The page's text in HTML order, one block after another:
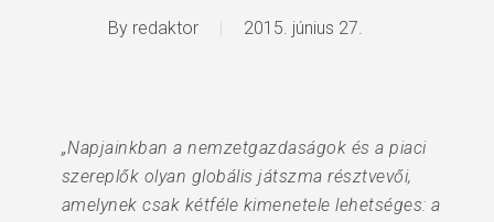
By redaktor 2015. június 27.
„Napjainkban a nemzetgazdaságok és a piaci
szereplők olyan globális játszma résztvevői,
amelynek csak kétféle kimenetele lehetséges: a